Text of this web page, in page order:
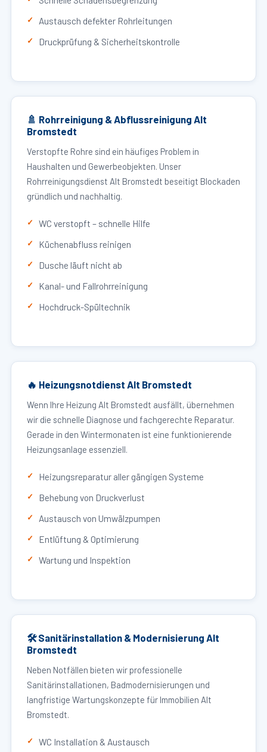
Austausch defekter Rohrleitungen
Druckprüfung & Sicherheitskontrolle
🚿 Rohrreinigung & Abflussreinigung Alt
Bromstedt
Verstopfte Rohre sind ein häufiges Problem in
Haushalten und Gewerbeobjekten. Unser
Rohrreinigungsdienst Alt Bromstedt beseitigt Blockaden
gründlich und nachhaltig.
WC verstopft – schnelle Hilfe
Küchenabfluss reinigen
Dusche läuft nicht ab
Kanal- und Fallrohrreinigung
Hochdruck-Spültechnik
🔥 Heizungsnotdienst Alt Bromstedt
Wenn Ihre Heizung Alt Bromstedt ausfällt, übernehmen
wir die schnelle Diagnose und fachgerechte Reparatur.
Gerade in den Wintermonaten ist eine funktionierende
Heizungsanlage essenziell.
Heizungsreparatur aller gängigen Systeme
Behebung von Druckverlust
Austausch von Umwälzpumpen
Entlüftung & Optimierung
Wartung und Inspektion
🛠 Sanitärinstallation & Modernisierung Alt
Bromstedt
Neben Notfällen bieten wir professionelle
Sanitärinstallationen, Badmodernisierungen und
langfristige Wartungskonzepte für Immobilien Alt
Bromstedt.
WC Installation & Austausch